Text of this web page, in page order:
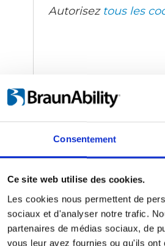
Consentement
Ce site web utilise des cookies.
Les cookies nous permettent de
sociaux et d'analyser notre trafic.
partenaires de médias sociaux, de
vous leur avez fournies ou qu'ils
Autorisez tous les